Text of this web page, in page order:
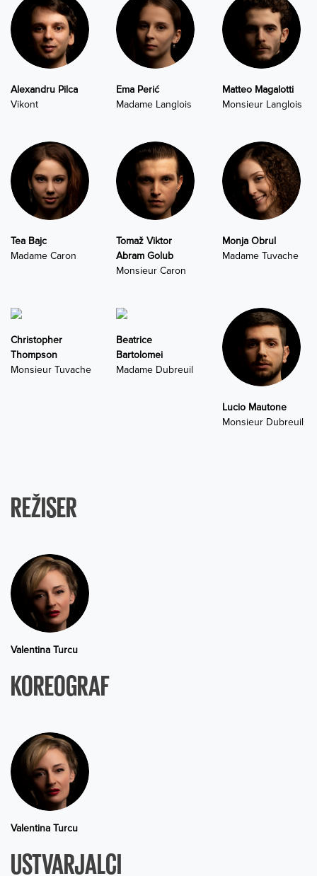
Alexandru Pilca
Vikont
Ema Perić
Madame Langlois
Matteo Magalotti
Monsieur Langlois
Tea Bajc
Madame Caron
Tomaž Viktor
Abram Golub
Monsieur Caron
Monja Obrul
Madame Tuvache
Christopher
Thompson
Monsieur Tuvache
Beatrice
Bartolomei
Madame Dubreuil
Lucio Mautone
Monsieur Dubreuil
REŽISER
Valentina Turcu
KOREOGRAF
Valentina Turcu
USTVARJALCI